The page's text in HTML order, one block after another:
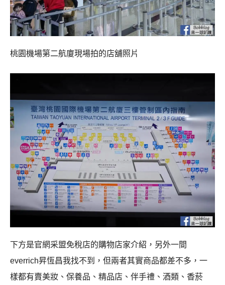
桃園機場第二航廈現場拍的店舖照片
下方是官網采盟免稅店的購物店家介紹，另外一間
everrich昇恆昌我找不到，但兩者其實商品都差不多，一
樣都有賣美妝、保養品、精品店、伴手禮、酒類、香菸